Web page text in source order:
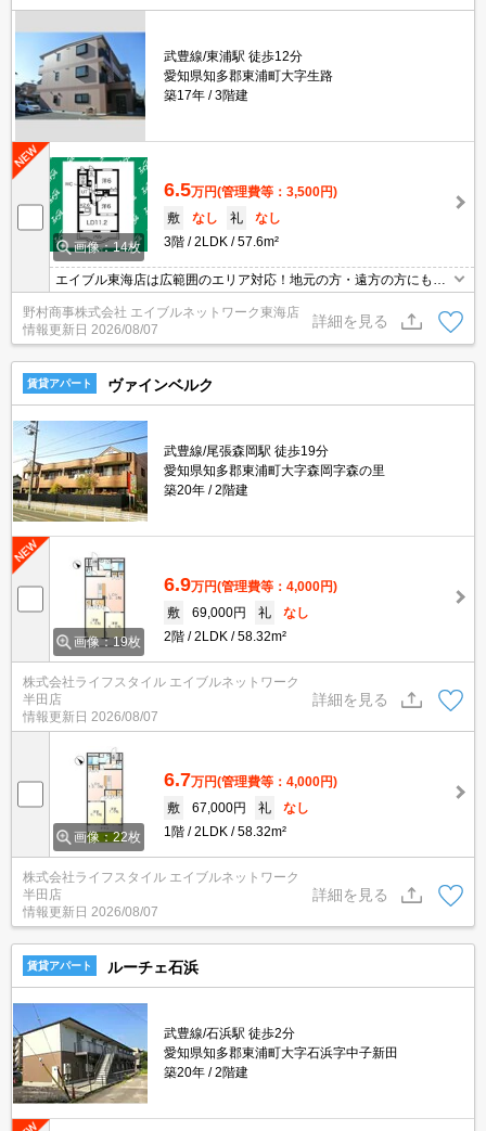
武豊線/東浦駅 徒歩12分
愛知県知多郡東浦町大字生路
築17年
3階建
画像：14枚
6.5万円(管理費等：3,500円)
敷
なし 礼
なし
3階
2LDK 57.6m²
エイブル東海店は広範囲のエリア対応！地元の方・遠方の方にも公
平な視点で提案♪見るだけ・オンライン可！
野村商事株式会社 エイブルネットワーク東海店
情報更新日 2026/08/07
詳細を見る
賃貸アパート ヴァインベルク
武豊線/尾張森岡駅 徒歩19分
愛知県知多郡東浦町大字森岡字森の里
築20年
2階建
画像：19枚
6.9万円(管理費等：4,000円)
敷
69,000円 礼
なし
2階
2LDK 58.32m²
株式会社ライフスタイル エイブルネットワーク
半田店
情報更新日 2026/08/07
詳細を見る
画像：22枚
6.7万円(管理費等：4,000円)
敷
67,000円 礼
なし
1階
2LDK 58.32m²
株式会社ライフスタイル エイブルネットワーク
半田店
情報更新日 2026/08/07
詳細を見る
賃貸アパート ルーチェ石浜
武豊線/石浜駅 徒歩2分
愛知県知多郡東浦町大字石浜字中子新田
築20年
2階建